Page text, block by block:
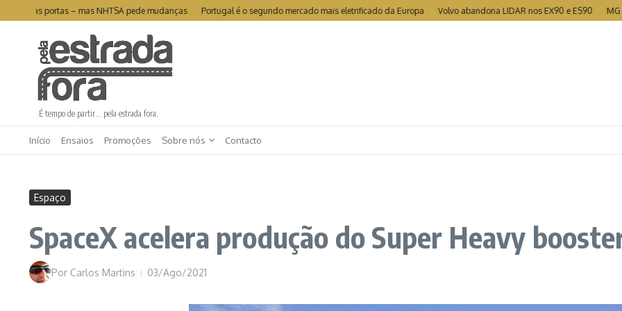
Ir para o conteúdo
das portas – mas NHTSA pede mudanças Portugal é o segundo mercado mais eletrificado da Europa Volvo abandona LIDAR nos EX90 e ES90 MG
É tempo de partir… pela estrada fora.
Início Ensaios Promoções Sobre nós Contacto
Espaço
SpaceX acelera produção do Super Heavy
Por Carlos Martins 03/Ago/2021